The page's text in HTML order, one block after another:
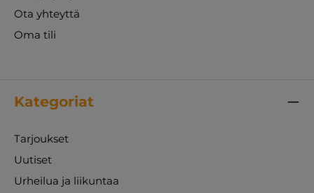
Ota yhteyttä
Oma tili
Kategoriat
Tarjoukset
Uutiset
Urheilua ja liikuntaa